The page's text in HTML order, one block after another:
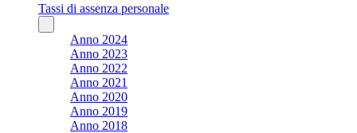
Tassi di assenza personale
Anno 2024
Anno 2023
Anno 2022
Anno 2021
Anno 2020
Anno 2019
Anno 2018